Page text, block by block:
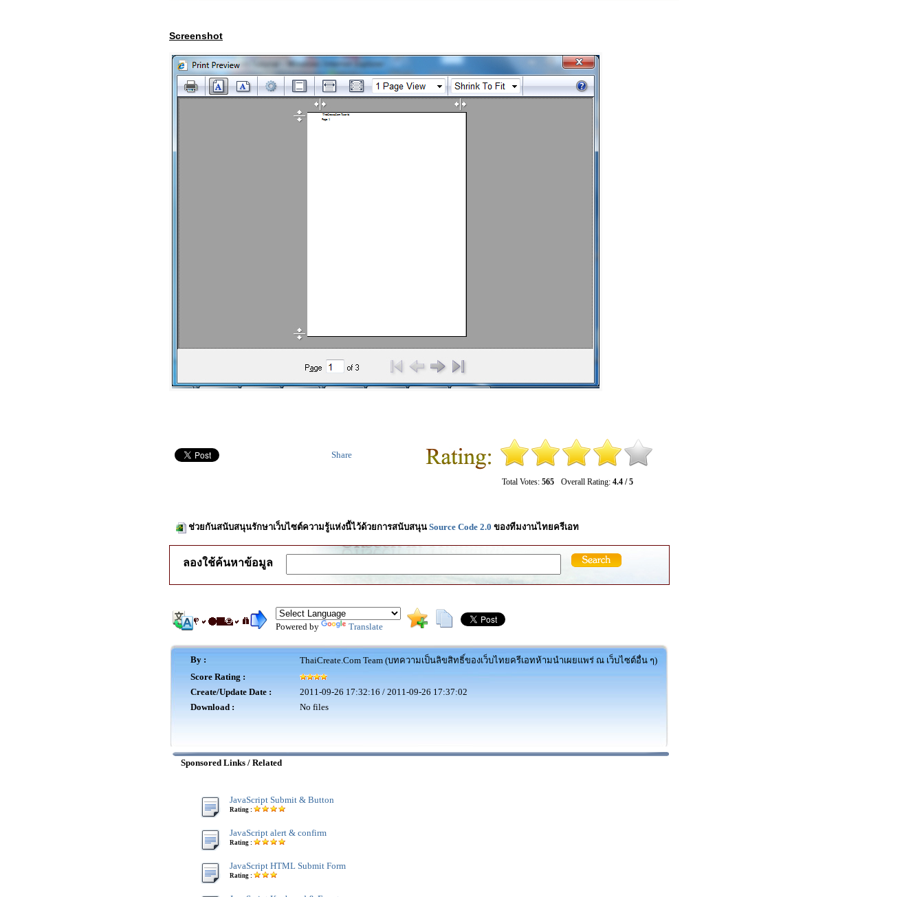
Screenshot
Total Votes: 565 Overall Rating: 4.4 / 5
Share
ช่วยกันสนับสนุนรักษาเว็บไซต์ความรู้แห่งนี้ไว้ด้วยการสนับสนุน Source Code 2.0 ของทีมงานไทยครีเอท
ลองใช้ค้นหาข้อมูล
Powered by Translate
By :
ThaiCreate.Com Team (บทความเป็นลิขสิทธิ์ของเว็บไทยครีเอทห้ามนำเผยแพร่ ณ เว็บไซต์อื่น ๆ)
Score Rating :
Create/Update Date :
2011-09-26 17:32:16 / 2011-09-26 17:37:02
Download :
No files
Sponsored Links / Related
JavaScript Submit & Button
Rating :
JavaScript alert & confirm
Rating :
JavaScript HTML Submit Form
Rating :